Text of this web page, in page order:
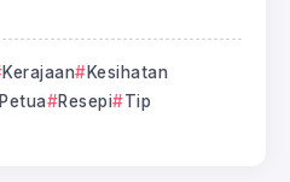
Kerajaan
Kesihatan
Petua Resepi Tip